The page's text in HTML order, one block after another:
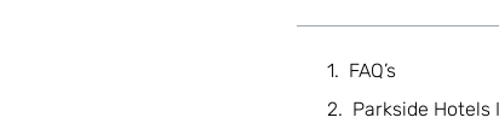
FAQ’s
Parkside Hotels